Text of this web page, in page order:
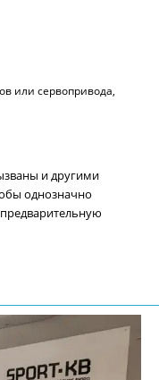
или сервопривода,
и другими
однозначно